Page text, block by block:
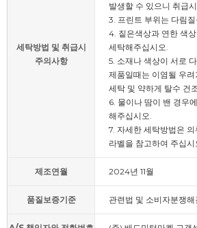
세탁방법 및 취급시
주의사항
발생할 수 있으니 취급
3. 프린트 부위는 다림
4. 짙은색상과 연한 색
세탁해주십시오.
5. 소재나 색상이 서로
제품일때는 이염될 우
세탁 및 약하게 탈수 건
6. 물이나 땀이 밴 경우
해주십시오.
7. 자세한 세탁방법은
라벨을 참고하여 주십시
제조연월 2024년 11월
품질보증기준 관련법 및 소비자분쟁